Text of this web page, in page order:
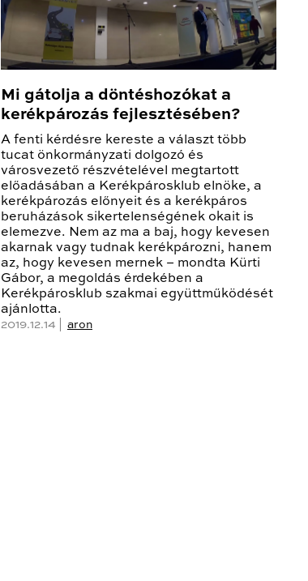
Mi gátolja a döntéshozókat a
kerékpározás fejlesztésében?
A fenti kérdésre kereste a választ több
tucat önkormányzati dolgozó és
városvezető részvételével megtartott
előadásában a Kerékpárosklub elnöke, a
kerékpározás előnyeit és a kerékpáros
beruházások sikertelenségének okait is
elemezve. Nem az ma a baj, hogy kevesen
akarnak vagy tudnak kerékpározni, hanem
az, hogy kevesen mernek – mondta Kürti
Gábor, a megoldás érdekében a
Kerékpárosklub szakmai együttműködését
ajánlotta.
2019.12.14 | aron